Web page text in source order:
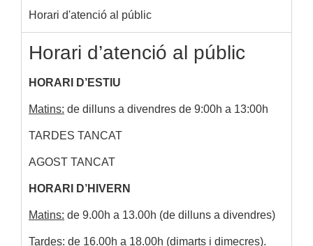
Horari d'atenció al públic
Horari d’atenció al públic
HORARI D’ESTIU
Matins: de dilluns a divendres de 9:00h a 13:00h
TARDES TANCAT
AGOST TANCAT
HORARI D’HIVERN
Matins: de 9.00h a 13.00h (de dilluns a divendres)
Tardes: de 16.00h a 18.00h (dimarts i dimecres).